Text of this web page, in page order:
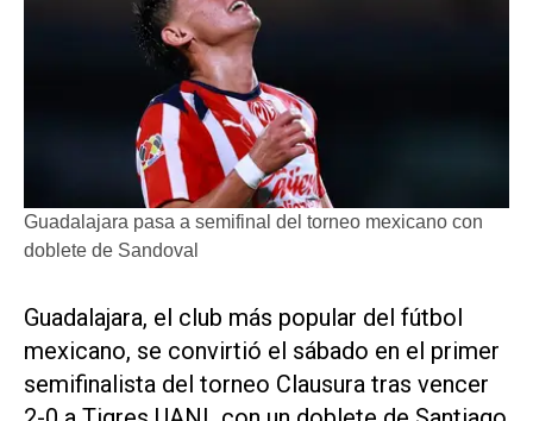
Guadalajara pasa a semifinal del torneo mexicano con
doblete de Sandoval
Guadalajara, el club más popular del fútbol
mexicano, se convirtió el sábado ‌en el primer
semifinalista ‌del torneo Clausura tras vencer